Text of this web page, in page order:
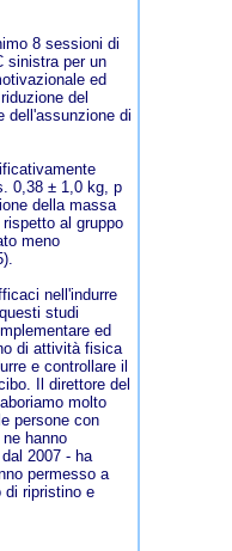
8 sessioni di
sinistra per un
ed
del
dell'assunzione di
0,38 ± 1,0 kg, p
della massa
al gruppo
meno
nell'indurre
studi
ed
di attività fisica
e controllare il
Il direttore del
molto
persone con
hanno
2007 - ha
permesso a
di ripristino e